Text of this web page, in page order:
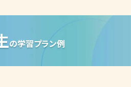
個別指導詳細
の学習プラン例